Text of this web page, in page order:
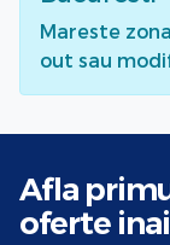
Mareste
out sau
Afla
oferte